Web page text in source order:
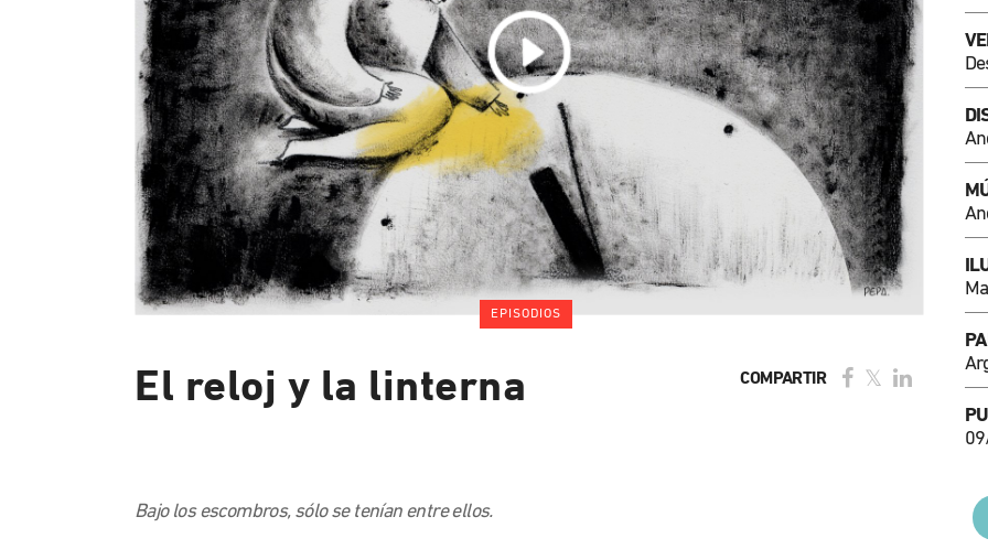
EPISODIOS
El reloj y la linterna COMPARTIR
Bajo los escombros, sólo se tenían entre ellos.